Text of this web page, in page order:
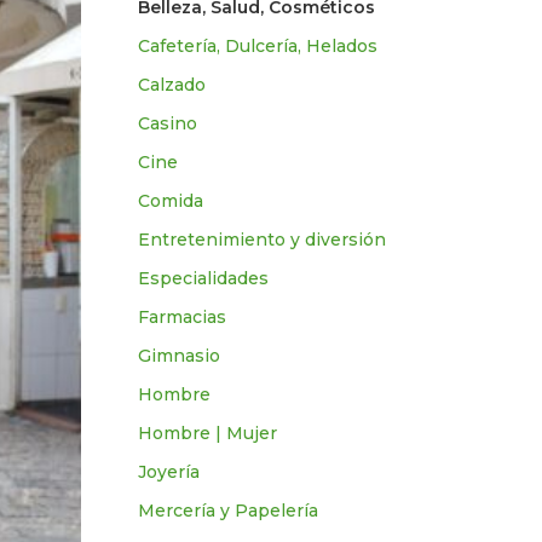
Belleza, Salud, Cosméticos
Cafetería, Dulcería, Helados
Calzado
Casino
Cine
Comida
Entretenimiento y diversión
Especialidades
Farmacias
Gimnasio
Hombre
Hombre | Mujer
Joyería
Mercería y Papelería